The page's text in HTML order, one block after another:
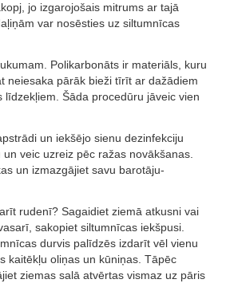
jo izgarojošais mitrums ar tajā
var nosēsties uz siltumnīcas
Polikarbonāts ir materiāls, kuru
neiesaka pārāk bieži tīrīt ar dažādiem
līdzekļiem. Šāda procedūru jāveic vien
un iekšējo sienu dezinfekciju
veic uzreiz pēc ražas novākšanas.
un izmazgājiet savu barotāju-
rudenī? Sagaidiet ziemā atkusni vai
sakopiet siltumnīcas iekšpusi.
durvis palīdzēs izdarīt vēl vienu
kaitēkļu oliņas un kūniņas. Tāpēc
ziemas salā atvērtas vismaz uz pāris